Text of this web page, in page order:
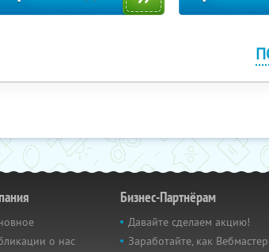
о нас
Бизнес-Партнёрам
Давайте сделаем акцию!
Заработайте, как Вебмастер